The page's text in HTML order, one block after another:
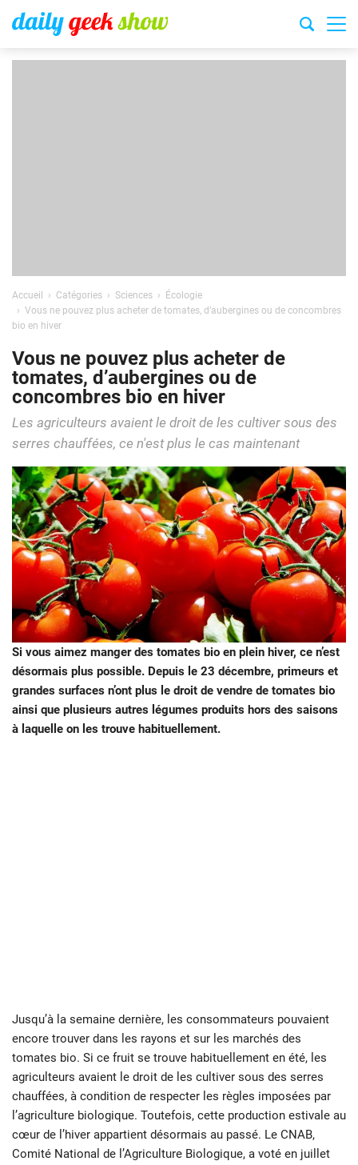
Accueil Catégories Sciences
Écologie
Vous ne pouvez plus acheter de tomates, d’aubergines ou de concombres
bio en hiver
Vous ne pouvez plus acheter de
tomates, d’aubergines ou de
concombres bio en hiver
Les agriculteurs avaient le droit de les cultiver sous des
serres chauffées, ce n'est plus le cas maintenant
Si vous aimez manger des tomates bio en plein hiver, ce n’est
désormais plus possible. Depuis le 23 décembre, primeurs et
grandes surfaces n’ont plus le droit de vendre de tomates bio
ainsi que plusieurs autres légumes produits hors des saisons
à laquelle on les trouve habituellement.
Jusqu’à la semaine dernière, les consommateurs pouvaient
encore trouver dans les rayons et sur les marchés des
tomates bio. Si ce fruit se trouve habituellement en été, les
agriculteurs avaient le droit de les cultiver sous des serres
chauffées, à condition de respecter les règles imposées par
l’agriculture biologique. Toutefois, cette production estivale au
cœur de l’hiver appartient désormais au passé. Le CNAB,
Comité National de l’Agriculture Biologique, a voté en juillet